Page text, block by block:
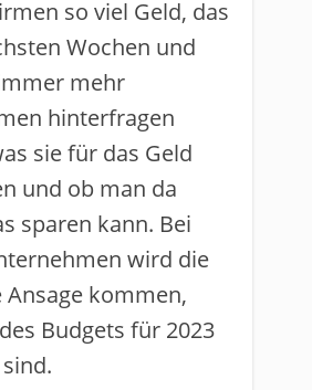
so viel Geld, das
Wochen und
mehr
hinterfragen
sie für das Geld
und ob man da
sparen kann. Bei
wird die
Ansage kommen,
Budgets für 2023